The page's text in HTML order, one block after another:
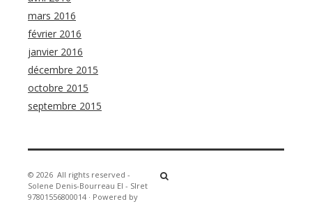
mars 2016
février 2016
janvier 2016
décembre 2015
octobre 2015
septembre 2015
© 2026 All rights reserved -
Solene Denis-Bourreau EI - SIret
97801556800014 · Powered by